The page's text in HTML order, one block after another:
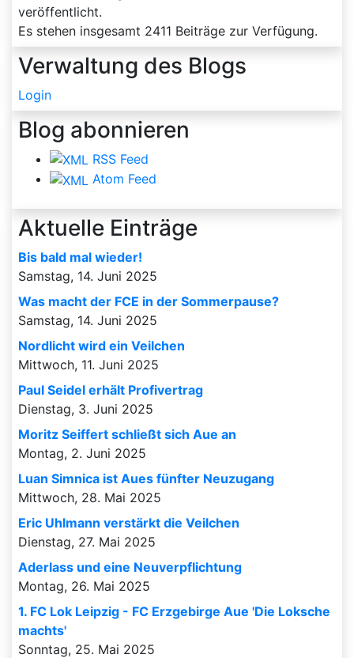
veröffentlicht.
Es stehen insgesamt 2411 Beiträge zur Verfügung.
Verwaltung des Blogs
Login
Blog abonnieren
RSS Feed
Atom Feed
Aktuelle Einträge
Bis bald mal wieder!
Samstag, 14. Juni 2025
Was macht der FCE in der Sommerpause?
Samstag, 14. Juni 2025
Nordlicht wird ein Veilchen
Mittwoch, 11. Juni 2025
Paul Seidel erhält Profivertrag
Dienstag, 3. Juni 2025
Moritz Seiffert schließt sich Aue an
Montag, 2. Juni 2025
Luan Simnica ist Aues fünfter Neuzugang
Mittwoch, 28. Mai 2025
Eric Uhlmann verstärkt die Veilchen
Dienstag, 27. Mai 2025
Aderlass und eine Neuverpflichtung
Montag, 26. Mai 2025
1. FC Lok Leipzig - FC Erzgebirge Aue 'Die Loksche
machts'
Sonntag, 25. Mai 2025